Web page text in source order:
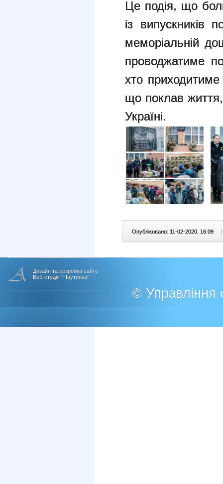
Це подія, що
із випускників
меморіальній
проводжатиме
хто
що поклав
Україні.
Опубліковано: 11-02-2020, 16:09 |
Дизайн та розробка сайту
Веб-студія "Паутинка"
© Управління